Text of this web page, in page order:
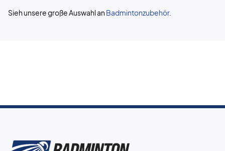
Sieh unsere große Auswahl an Badmintonzubehör.